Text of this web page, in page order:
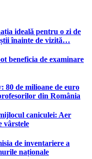
ideală pentru o zi de
înainte de vizită…
beneficia de examinare
80 de milioane de euro
din România
caniculei: Aer
vârstele
de inventariere a
naționale